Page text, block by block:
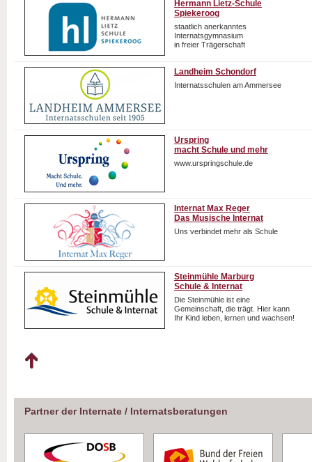
Hermann Lietz-Schule
Spiekeroog
staatlich anerkanntes
Internatsgymnasium
in freier Trägerschaft
Landheim Schondorf
Internatsschulen am Ammersee
Urspring
macht Schule und mehr
www.urspringschule.de
Internat Max Reger
Das Musische Internat
Uns verbindet mehr als Schule
Steinmühle Marburg
Schule & Internat
Die Steinmühle ist eine
Gemeinschaft, die trägt. Hier kann
Ihr Kind leben, lernen und wachsen!
Partner der Internate / Internatsberatungen